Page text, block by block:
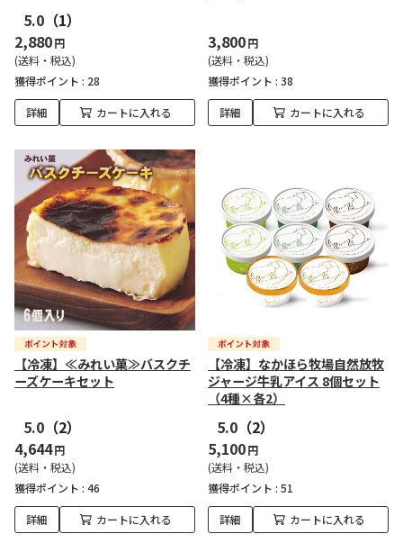
5.0 （1）
2,880円
(送料・税込)
獲得ポイント : 28
詳細 カートに入れる
3,800円
(送料・税込)
獲得ポイント : 38
詳細 カートに入れる
【冷凍】≪みれい菓≫バスクチ
ーズケーキセット
5.0 （2）
4,644円
(送料・税込)
獲得ポイント : 46
詳細 カートに入れる
【冷凍】なかほら牧場自然放牧
ジャージ牛乳アイス 8個セット
（4種×各2）
5.0 （2）
5,100円
(送料・税込)
獲得ポイント : 51
詳細 カートに入れる